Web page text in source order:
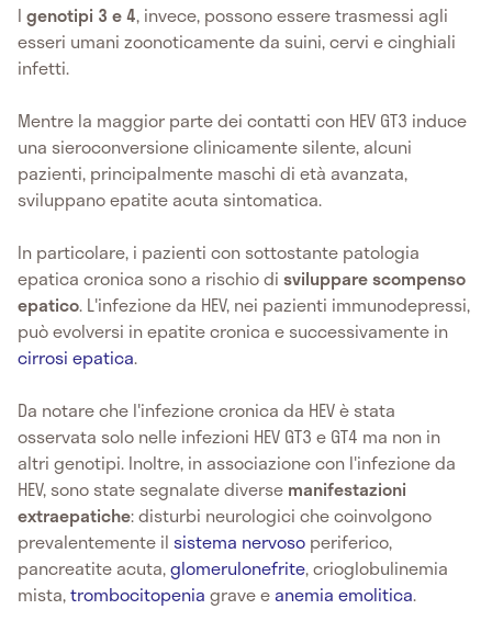
I genotipi 3 e 4, invece, possono essere trasmessi agli
esseri umani zoonoticamente da suini, cervi e cinghiali
infetti.
Mentre la maggior parte dei contatti con HEV GT3 induce
una sieroconversione clinicamente silente, alcuni
pazienti, principalmente maschi di età avanzata,
sviluppano epatite acuta sintomatica.
In particolare, i pazienti con sottostante patologia
epatica cronica sono a rischio di sviluppare scompenso
epatico. L'infezione da HEV, nei pazienti immunodepressi,
può evolversi in epatite cronica e successivamente in
cirrosi epatica.
Da notare che l'infezione cronica da HEV è stata
osservata solo nelle infezioni HEV GT3 e GT4 ma non in
altri genotipi. Inoltre, in associazione con l'infezione da
HEV, sono state segnalate diverse manifestazioni
extraepatiche: disturbi neurologici che coinvolgono
prevalentemente il sistema nervoso periferico,
pancreatite acuta,glomerulonefrite, crioglobulinemia
mista,trombocitopenia grave eanemia emolitica.